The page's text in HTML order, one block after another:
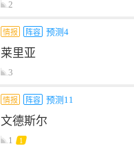
2
情报 阵容 预测4
莱里亚
3
情报 阵容 预测11
文德斯尔
1 1